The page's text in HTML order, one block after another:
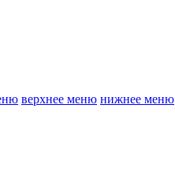
верхнее меню нижнее меню